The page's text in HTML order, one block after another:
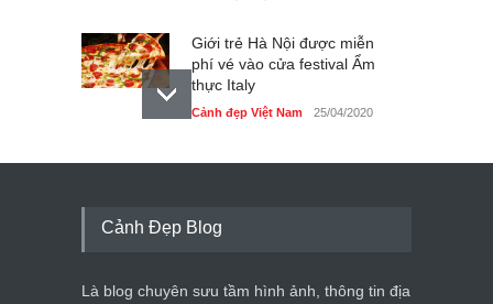
Giới trẻ Hà Nội được miễn
phí vé vào cửa festival Ẩm
thực Italy
Cảnh đẹp Việt Nam 25/04/2020
Tam giác mạch khoe sắc
du lịch quốc gia
Cảnh Đẹp Blog
Là blog chuyên sưu tầm hình ảnh, thông tin địa